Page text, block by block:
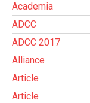
Academia
ADCC
ADCC 2017
Alliance
Article
Article